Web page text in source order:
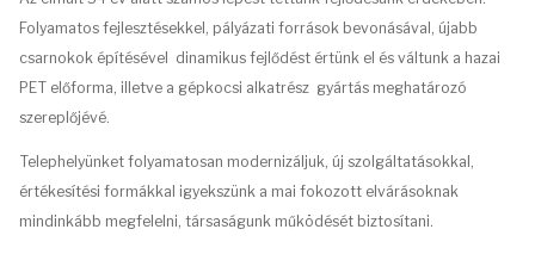
Folyamatos fejlesztésekkel, pályázati források bevonásával, újabb
csarnokok építésével dinamikus fejlődést értünk el és váltunk a hazai
PET előforma, illetve a gépkocsi alkatrész gyártás meghatározó
szereplőjévé.
Telephelyünket folyamatosan modernizáljuk, új szolgáltatásokkal,
értékesítési formákkal igyekszünk a mai fokozott elvárásoknak
mindinkább megfelelni, társaságunk működését biztosítani.